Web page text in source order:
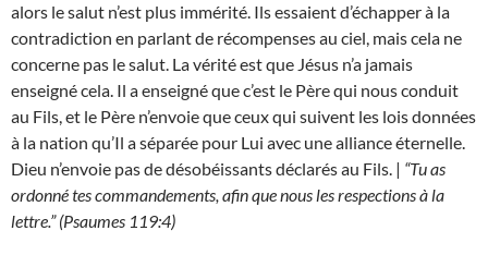
alors le salut n’est plus immérité. Ils essaient d’échapper à la
contradiction en parlant de récompenses au ciel, mais cela ne
concerne pas le salut. La vérité est que Jésus n’a jamais
enseigné cela. Il a enseigné que c’est le Père qui nous conduit
au Fils, et le Père n’envoie que ceux qui suivent les lois données
à la nation qu’Il a séparée pour Lui avec une alliance éternelle.
Dieu n’envoie pas de désobéissants déclarés au Fils. | “Tu as
ordonné tes commandements, afin que nous les respections à la
lettre.” (Psaumes 119:4)